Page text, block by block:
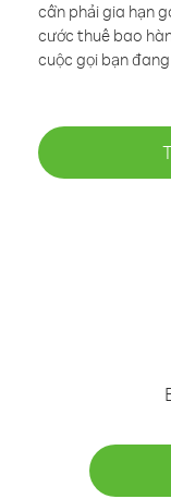
cần phải gia hạn
cước thuê bao
cuộc gọi bạn